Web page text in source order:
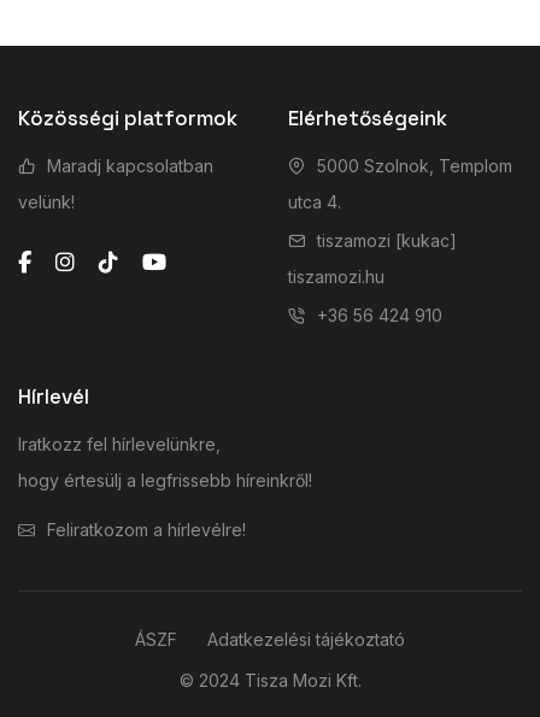
Közösségi platformok
Maradj kapcsolatban
velünk!
Elérhetőségeink
5000 Szolnok, Templom
utca 4.
tiszamozi [kukac]
tiszamozi.hu
+36 56 424 910
Hírlevél
Iratkozz fel hírlevelünkre,
hogy értesülj a legfrissebb híreinkről!
Feliratkozom a hírlevélre!
© 2024 Tisza Mozi Kft.
ÁSZF Adatkezelési tájékoztató